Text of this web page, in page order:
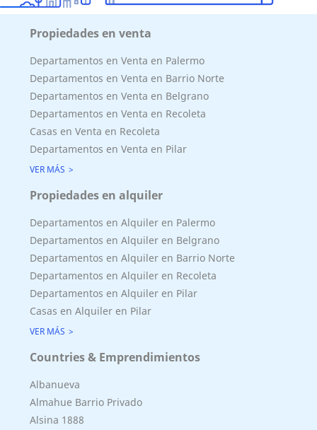
Superficie Terreno 957.00 M2
Superficie total del inmueble 0.00 M2
Cubierta: 0.00 M2
Semicubierta 0.00 M2
Propiedades en venta
Departamentos en Venta en Palermo
Departamentos en Venta en Barrio Norte
Departamentos en Venta en Belgrano
Departamentos en Venta en Recoleta
Casas en Venta en Recoleta
Departamentos en Venta en Pilar
VER MÁS
Propiedades en alquiler
Departamentos en Alquiler en Palermo
Departamentos en Alquiler en Belgrano
Departamentos en Alquiler en Barrio Norte
Departamentos en Alquiler en Recoleta
Departamentos en Alquiler en Pilar
Casas en Alquiler en Pilar
VER MÁS
Countries & Emprendimientos
Albanueva
Almahue Barrio Privado
Alsina 1888